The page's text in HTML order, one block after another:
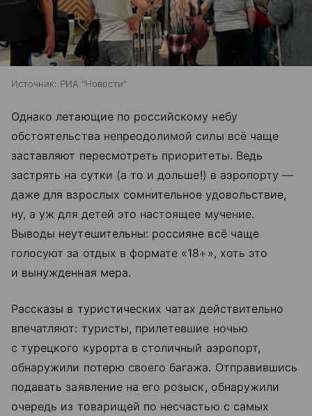
Источник: РИА "Новости"
Однако летающие по российскому небу
обстоятельства непреодолимой силы всё чаще
заставляют пересмотреть приоритеты. Ведь
застрять на сутки (а то и дольше!) в аэропорту —
даже для взрослых сомнительное удовольствие,
ну, а уж для детей это настоящее мучение.
Выводы неутешительны: россияне всё чаще
голосуют за отдых в формате «18+», хоть это
и вынужденная мера.
Рассказы в туристических чатах действительно
впечатляют: туристы, прилетевшие ночью
с турецкого курорта в столичный аэропорт,
обнаружили потерю своего багажа. Отправившись
подавать заявление на его розыск, обнаружили
очередь из товарищей по несчастью с самых